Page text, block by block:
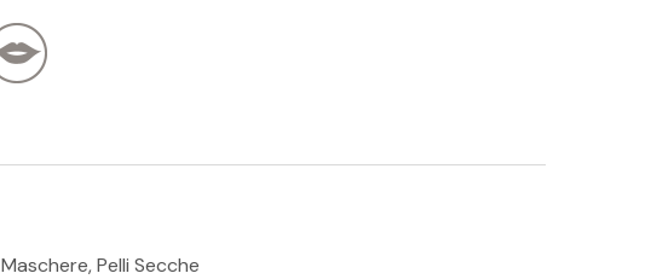
Maschere,Pelli Secche